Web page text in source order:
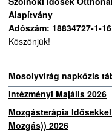
Alapítvány
Adószám: 18834727-1-16
Köszönjük!
Mosolyvirág napközis
Intézményi Majális 2026
Mozgásterápia
Mozgás)) 2026